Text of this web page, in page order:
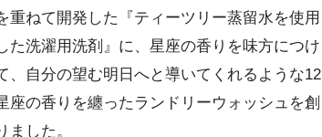
重ねて開発した『ティーツリー蒸留水を使用
た洗濯用洗剤』に、星座の香りを味方につけ
、自分の望む明日へと導いてくれるような12
座の香りを纏ったランドリーウォッシュを創
ました。